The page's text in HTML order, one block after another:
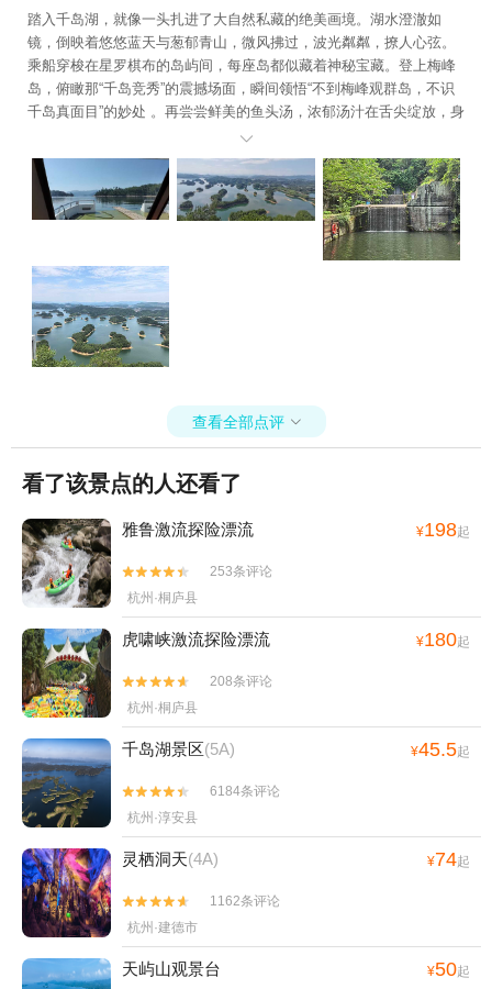
区+武圣峡漂流+千岛湖淳衢食府+千岛湖文
渊狮城度假区+桐庐剧院+千岛湖海洋馆+大
奇山疯狂森林主题乐园+建德农夫山泉生产基
地+大慈岩寺+千岛湖中心湖区休闲艇（中心
湖旅游码头）+幸福部落+江南大冰洞+千岛
湖鱼博馆+天屿山观景台+建德千岛湖直升机
低空游览+建德千岛湖通用机场+山湾湾激流
探险+千岛湖睦剧专场+杭州生仙里国际滑雪
场+金家山滑翔伞基地+雪山激流回旋漂流
+千岛湖龙晨水搏乐园+建德富春俱舍+千岛
湖游船+快网网球俱乐部(普陀建德花园球
场)+新安江景区《江清月近人》实景演艺+千
岛湖天翔动力滑翔伞+建德航空小镇+梦幻千
岛湖·时光隧道+桐庐生仙里风景区+桐庐萝卜
阳滑雪游乐园+天溪谷景区+富春江夜游+鹤
彩乐园+驼峰建德千岛湖跳伞基地+富阳龙鳞
+千岛湖骑野骑行公园+千岛湖啤酒小镇+千
园+富阳城市森林公园+新安江+梦幻新安江
夜游码头+桐庐山湾湾激流探险漂流+浙江省
杭州市淳安县秀湖路千岛湖啤酒小镇西南侧
约600米-已下线+千岛湖灯塔+秀水街+富阳万
达游乐场+新安江+千岛湖啤酒温泉+千岛湖
中心湖区明豪水上乐园1日游
踏入千岛湖，就像一头扎进了大自然私藏的绝美画境。湖水澄澈如
镜，倒映着悠悠蓝天与葱郁青山，微风拂过，波光粼粼，撩人心弦。
乘船穿梭在星罗棋布的岛屿间，每座岛都似藏着神秘宝藏。登上梅峰
岛，俯瞰那“千岛竞秀”的震撼场面，瞬间领悟“不到梅峰观群岛，不识
千岛真面目”的妙处 。再尝尝鲜美的鱼头汤，浓郁汤汁在舌尖绽放，身

查看全部点评 
看了该景点的人还看了
雅鲁激流探险漂流 ¥198起


253条评论
杭州·桐庐县
虎啸峡激流探险漂流 ¥180起


208条评论
杭州·桐庐县
千岛湖景区(5A) ¥45.5起


6184条评论
杭州·淳安县
灵栖洞天(4A) ¥74起


1162条评论
杭州·建德市
天屿山观景台 ¥50起